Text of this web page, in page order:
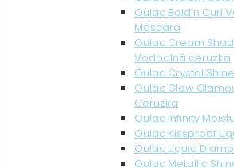
Oulac Bold n Curl
Mascara
Oulac Cream
Vodoolná ceruzka
Oulac Crystal
Oulac Glow
Ceruzka
Oulac Infinity
Oulac Kissproof
Oulac Liquid
Oulac Metallic